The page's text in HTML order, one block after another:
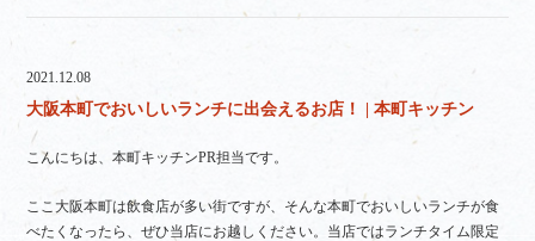
2021.12.08
大阪本町でおいしいランチに出会えるお店！ | 本町キッチン
こんにちは、本町キッチンPR担当です。
ここ大阪本町は飲食店が多い街ですが、そんな本町でおいしいランチが食
べたくなったら、ぜひ当店にお越しください。当店ではランチタイム限定